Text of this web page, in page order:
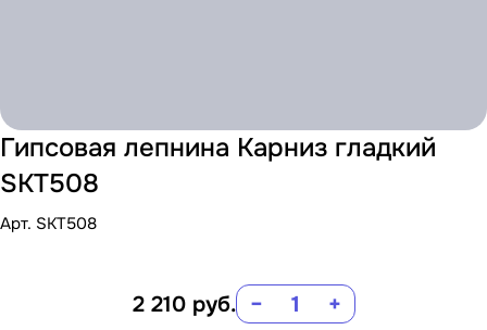
Гипсовая лепнина Карниз гладкий
SKT508
Арт. SKT508
2 210 руб. − +